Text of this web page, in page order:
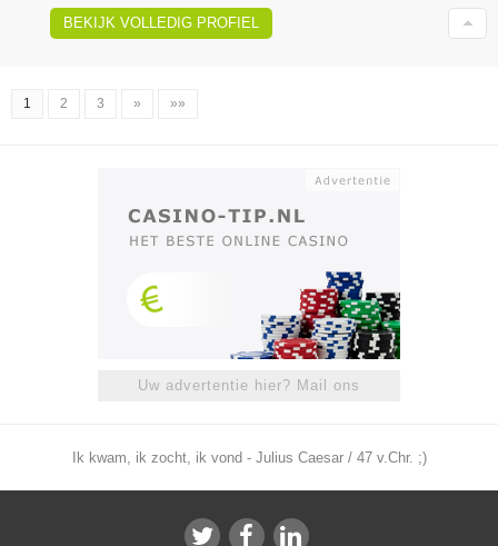
BEKIJK VOLLEDIG PROFIEL
1 2 3 » »»
Uw advertentie hier? Mail ons
Ik kwam, ik zocht, ik vond - Julius Caesar / 47 v.Chr. ;)